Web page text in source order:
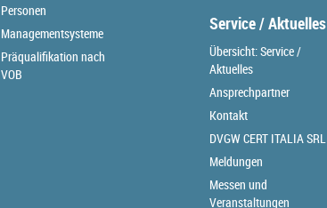
Personen
Managementsysteme
Präqualifikation nach
VOB
Service / Aktuelles
Übersicht: Service /
Aktuelles
Ansprechpartner
Kontakt
DVGW CERT ITALIA SRL
Meldungen
Messen und
Veranstaltungen